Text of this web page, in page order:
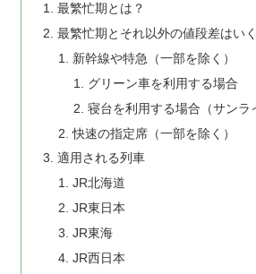
最繁忙期とは？
最繁忙期とそれ以外の値段差はい
新幹線や特急（一部を除く）
グリーン車を利用する場合
寝台を利用する場合（サンラ
快速の指定席（一部を除く）
適用される列車
JR北海道
JR東日本
JR東海
JR西日本